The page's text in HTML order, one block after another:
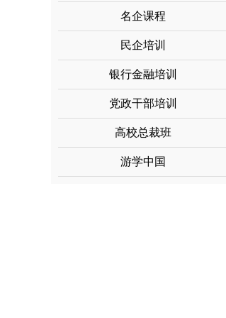
名企课程
民企培训
银行金融培训
党政干部培训
高校总裁班
游学中国